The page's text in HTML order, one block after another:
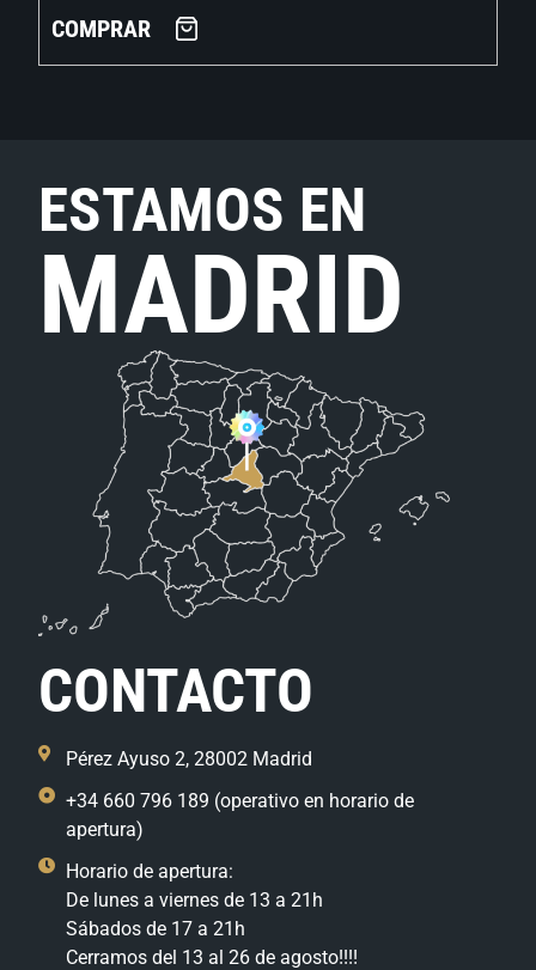
COMPRAR
ESTAMOS EN
MADRID
CONTACTO
Pérez Ayuso 2, 28002 Madrid
+34 660 796 189 (operativo en horario de
apertura)
Horario de apertura:
De lunes a viernes de 13 a 21h
Sábados de 17 a 21h
Cerramos del 13 al 26 de agosto!!!!